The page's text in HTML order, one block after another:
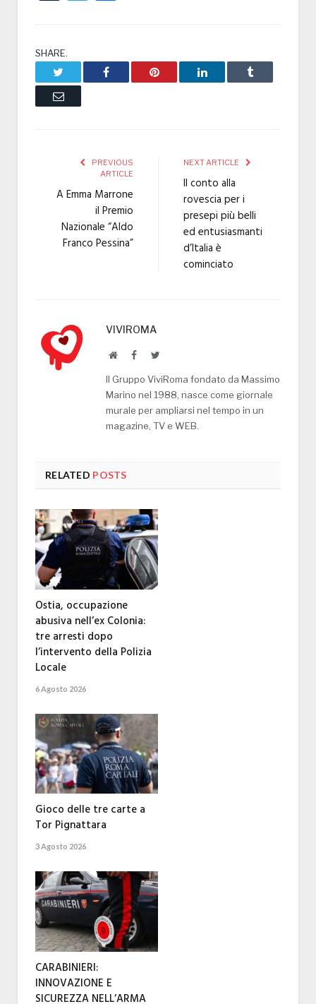
SHARE.
Facebook Pinterest LinkedIn Tumblr
Email
PREVIOUS
ARTICLE
A Emma Marrone
il Premio
Nazionale “Aldo
Franco Pessina”
NEXT ARTICLE
Il conto alla
rovescia per i
presepi più belli
ed entusiasmanti
d’Italia è
cominciato
VIVIROMA
WebsiteFacebookTwitter
Il Gruppo ViviRoma fondato da Massimo
Marino nel 1988, nasce come giornale
murale per ampliarsi nel tempo in un
magazine, TV e WEB.
RELATED POSTS
Ostia, occupazione
abusiva nell’ex Colonia:
tre arresti dopo
l’intervento della Polizia
Locale
6 Agosto 2026
Gioco delle tre carte a
Tor Pignattara
3 Agosto 2026
CARABINIERI:
INNOVAZIONE E
SICUREZZA NELL’ARMA